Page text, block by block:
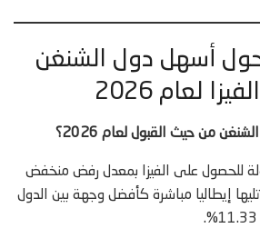
حول أسهل دول الشنغن
لعام 2026
من حيث القبول لعام 2026؟
للحصول على الفيزا بمعدل رفض منخفض
9.63%، وتليها إيطاليا مباشرة كأفضل وجهة بين الدول